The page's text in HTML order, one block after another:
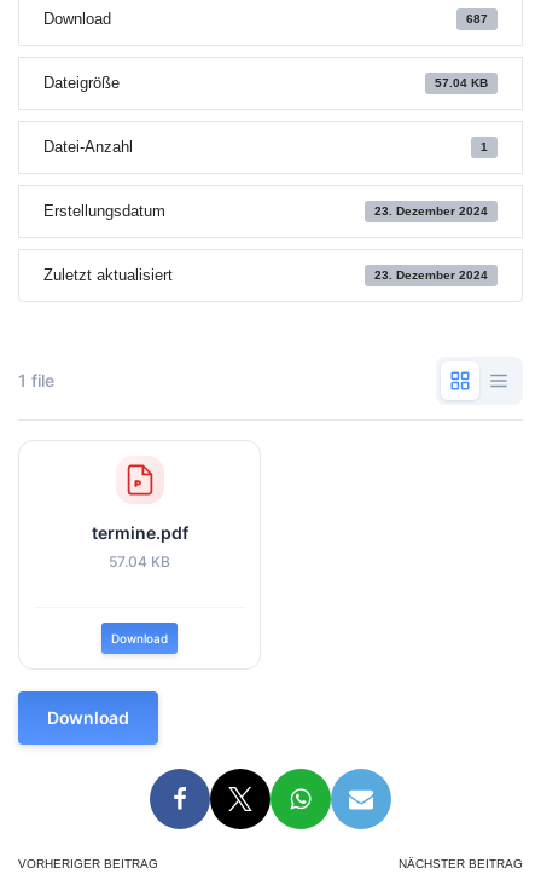
Download 687
Dateigröße 57.04 KB
Datei-Anzahl 1
Erstellungsdatum 23. Dezember 2024
Zuletzt aktualisiert 23. Dezember 2024
1 file
termine.pdf
57.04 KB
Download
Download
VORHERIGER BEITRAG NÄCHSTER BEITRAG